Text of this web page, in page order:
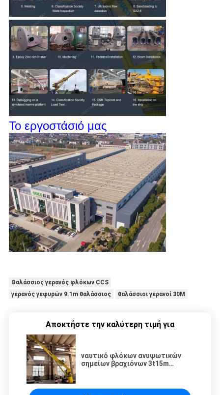
Το εργοστάσιό μας
Θαλάσσιος γερανός φλόκων CCS
γερανός γεφυρών 9.1m θαλάσσιος
θαλάσσιοι γερανοί 30M
Αποκτήστε την καλύτερη τιμή για
ναυτικό φλόκων ανυψωτικών
σημείων βραχιόνων 3t15m